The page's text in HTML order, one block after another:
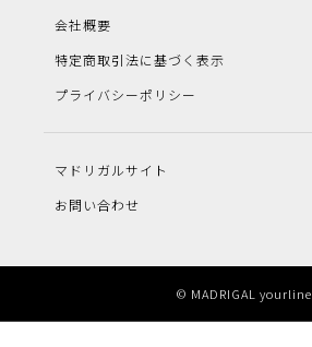
会社概要
特定商取引法に基づく表示
プライバシーポリシー
マドリガルサイト
お問い合わせ
© MADRIGAL yourline